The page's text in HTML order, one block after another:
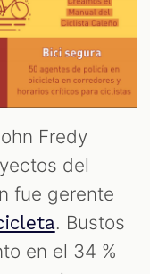
Fredy
del
fue gerente
. Bustos
en el 34 %